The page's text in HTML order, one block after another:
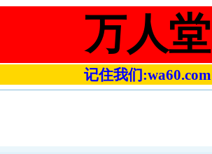
万人堂
记住我们:wa60.com